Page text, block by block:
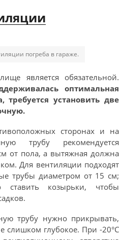
погреба в гараже.
является обязательной.
оптимальная
требуется установить две
сторонах и на
трубу рекомендуется
от пола, а вытяжная должна
Для вентиляции подходят
трубы диаметром от 15 см;
ставить козырьки, чтобы
трубу нужно прикрывать,
слишком глубокое. При -20°С